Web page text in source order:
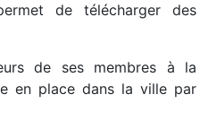
de télécharger des
de ses membres à la
en place dans la ville par